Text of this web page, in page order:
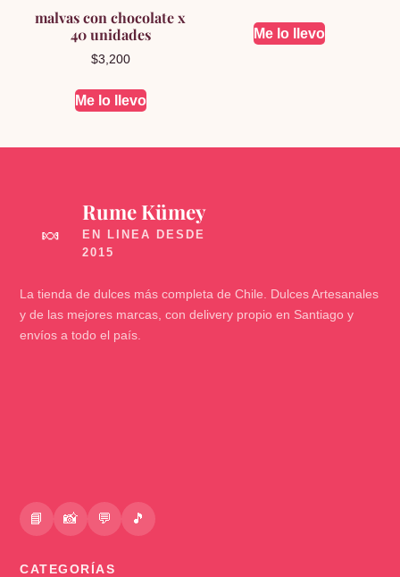
malvas con chocolate x
40 unidades
$3,200
Me lo llevo
Me lo llevo
🍬
Rume Kümey
La tienda de dulces más completa de Chile. Dulces Artesanales
y de las mejores marcas, con delivery propio en Santiago y
envíos a todo el país.
📘 📸 💬 🎵
CATEGORÍAS